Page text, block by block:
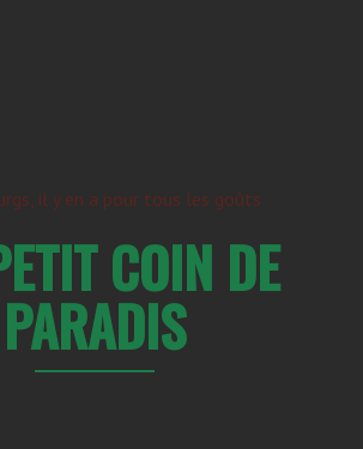
il y en a pour tous les goûts
COIN DE
PARADIS